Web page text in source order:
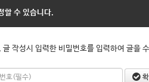
할 수 있습니다.
작성시 입력한 비밀번호를 입력하여 글을